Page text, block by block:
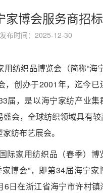
家博会服务商招
发布时间：2025-12-30
用纺织品博览会（简称“海
，创办于2001年，迄今已
3届，是以海宁家纺产业集
会，全球纺织领域具有
纺布艺展会。
际家用纺织品（春季）博
家博会”，即第34届海宁家
6日在浙江省海宁市许村镇